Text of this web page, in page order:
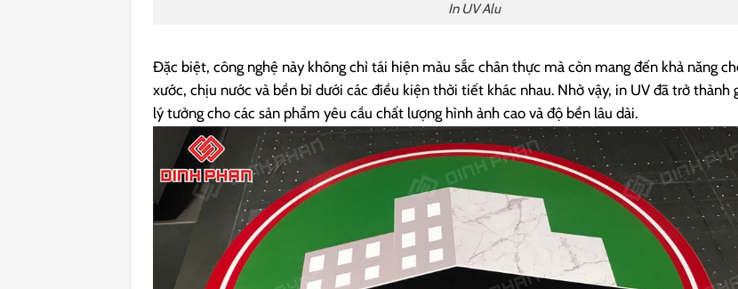
In UV Alu
Đặc biệt, công nghệ này không chỉ tái hiện màu sắc chân thực mà còn mang đến khả năng
xước, chịu nước và bền bỉ dưới các điều kiện thời tiết khác nhau. Nhờ vậy, in UV đã trở thành
lý tưởng cho các sản phẩm yêu cầu chất lượng hình ảnh cao và độ bền lâu dài.